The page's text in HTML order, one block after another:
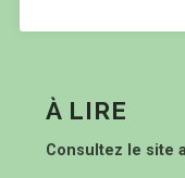
À LIRE
Consultez le site